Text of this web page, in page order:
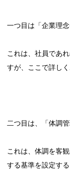
一つ目は「企業理
これは、社員であ
すが、ここで詳し
二つ目は、「体調
これは、体調を客
する基準を設定す